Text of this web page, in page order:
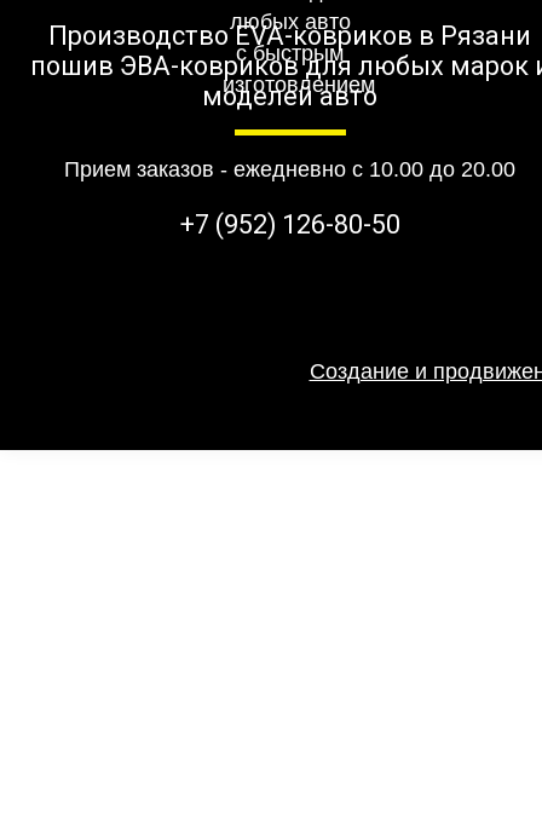
Производство EVA-ковриков в Рязани
пошив ЭВА-ковриков для любых марок
моделей авто
Прием заказов - ежедневно с 10.00 до 20.00
+7 (952) 126-80-50
Создание и